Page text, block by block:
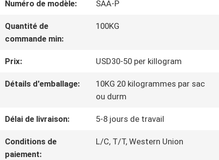
NOUS
QUALITÉ
Numéro de modèle: SAA-P
Quantité de
commande min:
100KG
Prix: USD30-50 per killogram
Détails d'emballage:
10KG 20 kilogrammes par sac
ou durm
Délai de livraison: 5-8 jours de travail
Conditions de
paiement:
L/C, T/T, Western Union